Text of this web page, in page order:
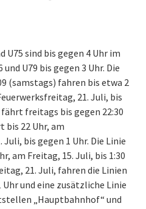
U75 sind bis gegen 4 Uhr im
U79 bis gegen 3 Uhr. Die
(samstags) fahren bis etwa 2
21. Juli, bis
fährt freitags bis gegen 22:30
bis 22 Uhr, am
bis gegen 1 Uhr. Die Linie
am Freitag, 15. Juli, bis 1:30
21. Juli, fahren die Linien
Uhr und eine zusätzliche Linie
„Hauptbahnhof“ und